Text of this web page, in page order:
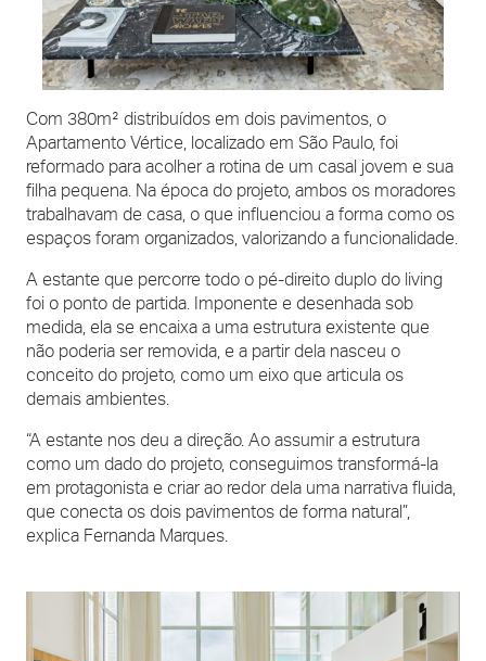
Com 380m² distribuídos em dois pavimentos, o
Apartamento Vértice, localizado em São Paulo, foi
reformado para acolher a rotina de um casal jovem e sua
filha pequena. Na época do projeto, ambos os moradores
trabalhavam de casa, o que influenciou a forma como os
espaços foram organizados, valorizando a funcionalidade.
A estante que percorre todo o pé-direito duplo do living
foi o ponto de partida. Imponente e desenhada sob
medida, ela se encaixa a uma estrutura existente que
não poderia ser removida, e a partir dela nasceu o
conceito do projeto, como um eixo que articula os
demais ambientes.
“A estante nos deu a direção. Ao assumir a estrutura
como um dado do projeto, conseguimos transformá-la
em protagonista e criar ao redor dela uma narrativa fluida,
que conecta os dois pavimentos de forma natural”,
explica Fernanda Marques.